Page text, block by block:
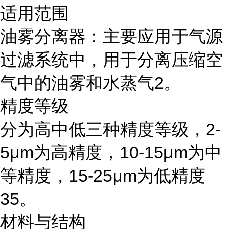
适用范围
油雾分离器：主要应用于气源
过滤系统中，用于分离压缩空
气中的油雾和水蒸气2。
精度等级
分为高中低三种精度等级，2-
5μm为高精度，10-15μm为中
等精度，15-25μm为低精度
35。
材料与结构